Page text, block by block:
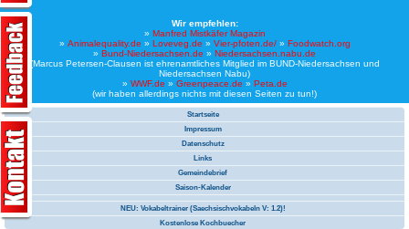
Wir empfehlen:
» Manfred Mistkäfer Magazin
» Animalequality.de » Loveveg.de » Vier-pfoten.de/» Foodwatch.org
» Bund-Niedersachsen.de » Niedersachsen.nabu.de
(Marcus Petersen-Clausen ist ehrenamtliches Mitglied im BUND-Niedersachsen und
Niedersachsen Nabu)
» WWF.de » Greenpeace.de » Peta.de
(wir haben allerdings nichts mit diesen Seiten zu tun!)
Startseite
Impressum
Datenschutz
Links
Gemeindebrief
Saison-Kalender
NEU: Vokabeltrainer (Saechsischvokabeln V: 1.2)!
Kostenlose Kochbuecher